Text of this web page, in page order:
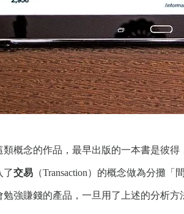
概念的作品，最早出版的一本書是彼得
了交易 （Transaction）的概念做為分攤
強賺錢的產品，一旦用了上述的分析